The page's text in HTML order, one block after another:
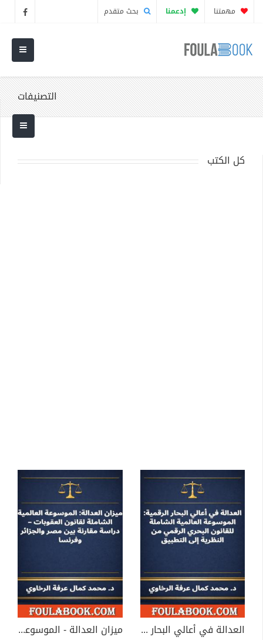
مهمتنا إدعمنا بحث متقدم
التصنيفات
كل الكتب
العدالة في أعالي البحار الرقمية
ميزان العدالة - الموسوعة العالمية الشاملة لقانون العقوبات